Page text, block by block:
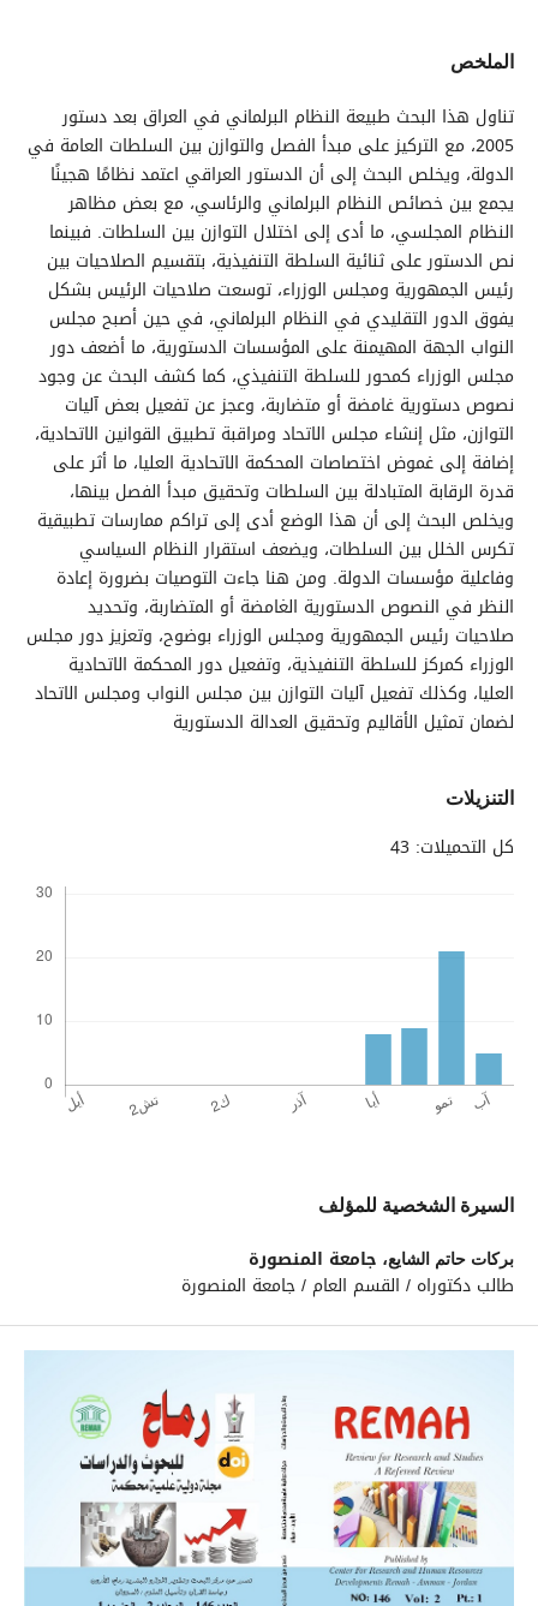
الملخص
تناول هذا البحث طبيعة النظام البرلماني في العراق بعد دستور
2005، مع التركيز على مبدأ الفصل والتوازن بين السلطات العامة في
الدولة، ويخلص البحث إلى أن الدستور العراقي اعتمد نظامًا هجينًا
يجمع بين خصائص النظام البرلماني والرئاسي، مع بعض مظاهر
النظام المجلسي، ما أدى إلى اختلال التوازن بين السلطات. فبينما
نص الدستور على ثنائية السلطة التنفيذية، بتقسيم الصلاحيات بين
رئيس الجمهورية ومجلس الوزراء، توسعت صلاحيات الرئيس بشكل
يفوق الدور التقليدي في النظام البرلماني، في حين أصبح مجلس
النواب الجهة المهيمنة على المؤسسات الدستورية، ما أضعف دور
مجلس الوزراء كمحور للسلطة التنفيذي، كما كشف البحث عن وجود
نصوص دستورية غامضة أو متضاربة، وعجز عن تفعيل بعض آليات
التوازن، مثل إنشاء مجلس الاتحاد ومراقبة تطبيق القوانين الاتحادية،
إضافة إلى غموض اختصاصات المحكمة الاتحادية العليا، ما أثر على
قدرة الرقابة المتبادلة بين السلطات وتحقيق مبدأ الفصل بينها،
ويخلص البحث إلى أن هذا الوضع أدى إلى تراكم ممارسات تطبيقية
تكرس الخلل بين السلطات، ويضعف استقرار النظام السياسي
وفاعلية مؤسسات الدولة. ومن هنا جاءت التوصيات بضرورة إعادة
النظر في النصوص الدستورية الغامضة أو المتضاربة، وتحديد
صلاحيات رئيس الجمهورية ومجلس الوزراء بوضوح، وتعزيز دور مجلس
الوزراء كمركز للسلطة التنفيذية، وتفعيل دور المحكمة الاتحادية
العليا، وكذلك تفعيل آليات التوازن بين مجلس النواب ومجلس الاتحاد
لضمان تمثيل الأقاليم وتحقيق العدالة الدستورية
التنزيلات
كل التحميلات: 43
السيرة الشخصية للمؤلف
بركات حاتم الشايع، جامعة المنصورة
طالب دكتوراه / القسم العام / جامعة المنصورة